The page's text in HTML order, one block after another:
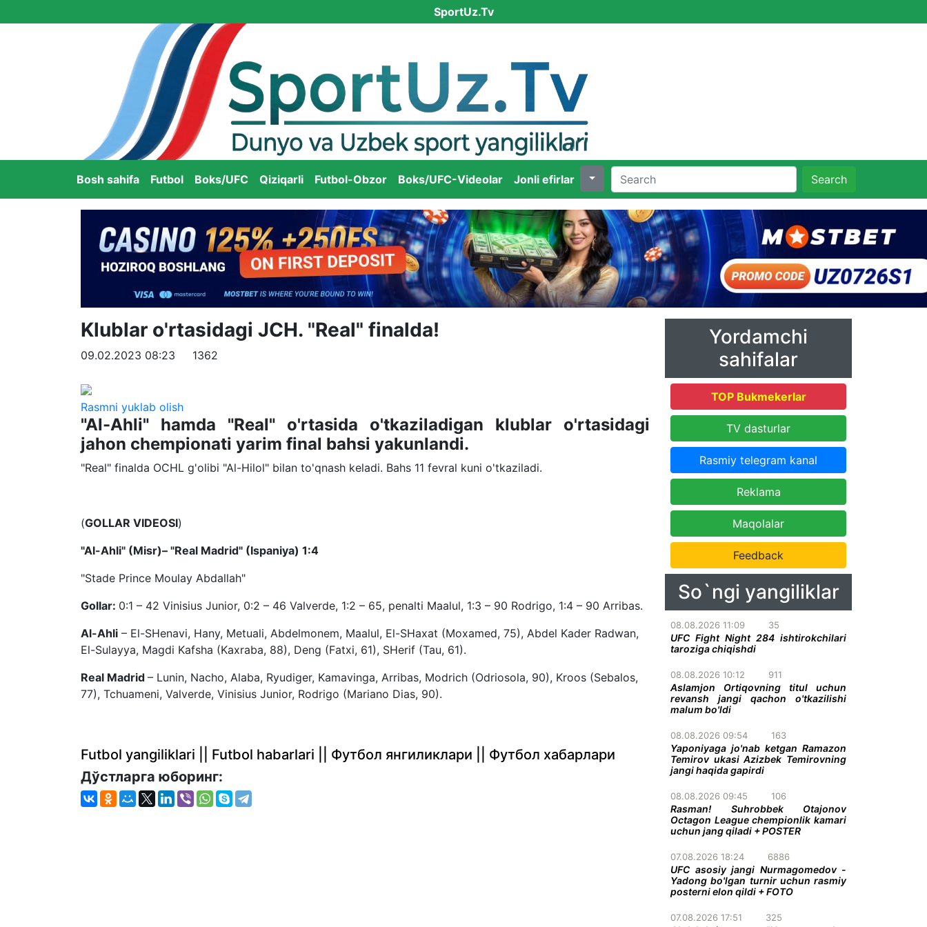
SportUz.Tv
Bosh sahifa Futbol Boks/UFC Qiziqarli Futbol-Obzor Boks/UFC-Videolar Jonli efirlar Search
Klublar o'rtasidagi JCH. "Real" finalda!
09.02.2023 08:23 1362
Rasmni yuklab olish
"Al-Ahli" hamda "Real" o'rtasida o'tkaziladigan klublar o'rtasidagi
jahon chempionati yarim final bahsi yakunlandi.
"Real" finalda OCHL g'olibi "Al-Hilol" bilan to'qnash keladi. Bahs 11 fevral kuni o'tkaziladi.
(GOLLAR VIDEOSI)
"Al-Ahli" (Misr)– "Real Madrid" (Ispaniya) 1:4
"Stade Prince Moulay Abdallah"
Gollar: 0:1 – 42 Vinisius Junior, 0:2 – 46 Valverde, 1:2 – 65, penalti Maalul, 1:3 – 90 Rodrigo, 1:4 – 90 Arribas.
Al-Ahli – El-SHenavi, Hany, Metuali, Abdelmonem, Maalul, El-SHaxat (Moxamed, 75), Abdel Kader Radwan,
El-Sulayya, Magdi Kafsha (Kaxraba, 88), Deng (Fatxi, 61), SHerif (Tau, 61).
Real Madrid – Lunin, Nacho, Alaba, Ryudiger, Kamavinga, Arribas, Modrich (Odriosola, 90), Kroos (Sebalos,
77), Tchuameni, Valverde, Vinisius Junior, Rodrigo (Mariano Dias, 90).
Futbol yangiliklari || Futbol habarlari || Футбол янгиликлари || Футбол хабарлари
Дўстларга юборинг:
Yordamchi
sahifalar
TOP Bukmekerlar
TV dasturlar
Rasmiy telegram kanal
Reklama
Maqolalar
Feedback
So`ngi yangiliklar
08.08.2026 11:09 35
UFC Fight Night 284 ishtirokchilari
taroziga chiqishdi
08.08.2026 10:12 911
Aslamjon Ortiqovning titul uchun
revansh jangi qachon o'tkazilishi
malum bo'ldi
08.08.2026 09:54 163
Yaponiyaga jo'nab ketgan Ramazon
Temirov ukasi Azizbek Temirovning
jangi haqida gapirdi
08.08.2026 09:45 106
Rasman! Suhrobbek Otajonov
Octagon League chempionlik kamari
uchun jang qiladi + POSTER
07.08.2026 18:24 6886
UFC asosiy jangi Nurmagomedov -
Yadong bo'lgan turnir uchun rasmiy
posterni elon qildi + FOTO
07.08.2026 17:51 325